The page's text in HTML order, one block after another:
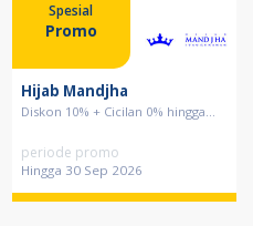
Spesial
Promo
Hijab Mandjha
Diskon 10% + Cicilan 0% hingga...
periode promo
Hingga 30 Sep 2026